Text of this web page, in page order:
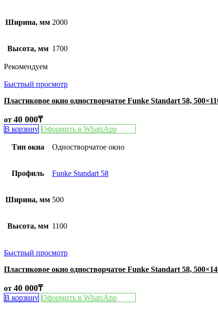
Ширина, мм 2000
Высота, мм 1700
Рекомендуем
Быстрый просмотр
Пластиковое окно одностворчатое Funke Standart 58,
от 40 000₸
В корзину Оформить в WhatsApp
Тип окна Одностворчатое окно
Профиль Funke Standart 58
Ширина, мм 500
Высота, мм 1100
Быстрый просмотр
Пластиковое окно одностворчатое Funke Standart 58,
от 40 000₸
В корзину Оформить в WhatsApp